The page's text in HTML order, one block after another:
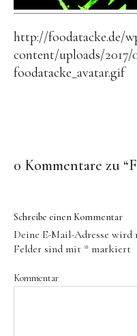
http://foodatacke.de/
content/uploads/2017/
foodatacke_avatar.gif
0 Kommentare zu “
Schreibe einen Kommentar
Deine E-Mail-Adresse
Felder sind mit * markiert
Kommentar